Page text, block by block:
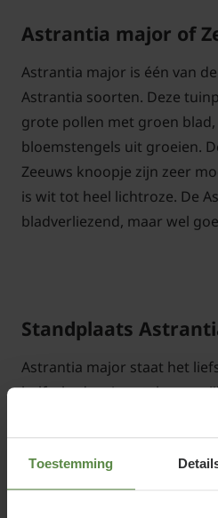
Toestemming
Astrantia major of
Astrantia major is één van
Astrantia soorten. Deze
grote pollen met groen
bloemstengels uit groeien.
Zeeuws knoopje zijn zeer
is wit tot heel lichtroze. De
bladverliezend, maar wel
Standplaats
Astrantia major staat het
halfschaduw in een